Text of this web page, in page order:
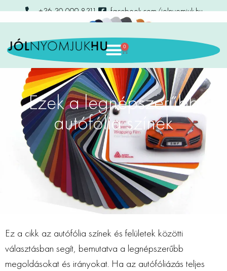
+36 30 099 8311 facebook.com/jolnyomjuk.hu
0
Ezek a legnépszerűbb
autófólia színek
Ez a cikk az autófólia színek és felületek közötti
választásban segít, bemutatva a legnépszerűbb
megoldásokat és irányokat. Ha az autófóliázás teljes